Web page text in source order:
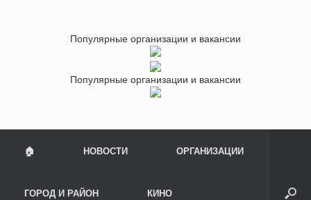
Популярные организации и вакансии
Популярные организации и вакансии
🏠 НОВОСТИ ОРГАНИЗАЦИИ
ГОРОД И РАЙОН КИНО